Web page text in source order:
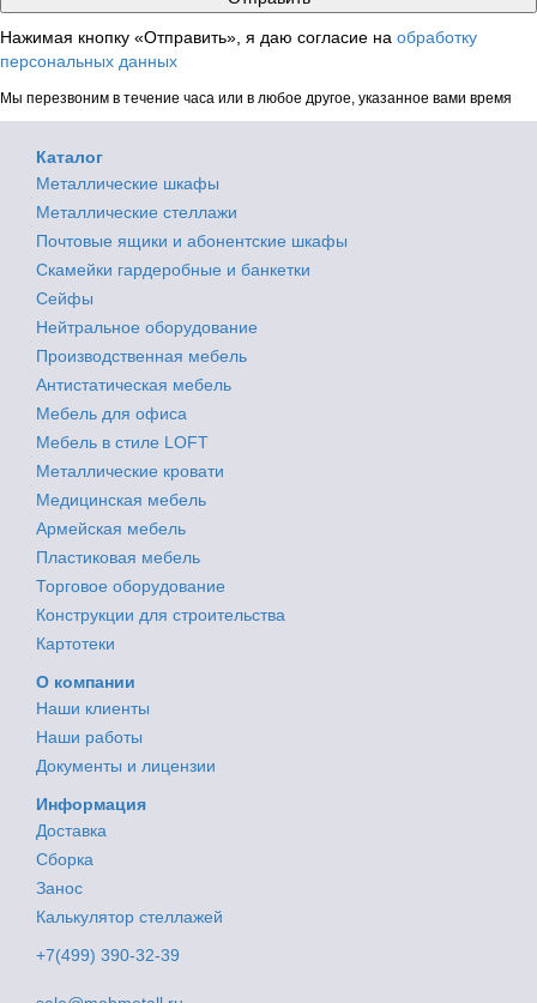
Нажимая кнопку «Отправить», я даю согласие на обработку
персональных данных
Мы перезвоним в течение часа или в любое другое, указанное вами время
Каталог
Металлические шкафы
Металлические стеллажи
Почтовые ящики и абонентские шкафы
Скамейки гардеробные и банкетки
Сейфы
Нейтральное оборудование
Производственная мебель
Антистатическая мебель
Мебель для офиса
Мебель в стиле LOFT
Металлические кровати
Медицинская мебель
Армейская мебель
Пластиковая мебель
Торговое оборудование
Конструкции для строительства
Картотеки
О компании
Наши клиенты
Наши работы
Документы и лицензии
Информация
Доставка
Сборка
Занос
Калькулятор стеллажей
+7(499) 390-32-39